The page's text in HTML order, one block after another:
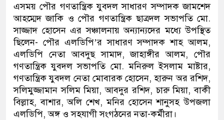
এসময় পৌর গণতান্ত্রিক যুবদল সাধারণ সম্পাদক জামশেদ
আহম্মেদ জাকি ও পৌর গণতান্ত্রিক ছাত্রদল সভাপতি মো.
সাজ্জাদ হোসেন এর সঞ্চালনায় অন্যান্যদের মধ্যে উপস্থিত
ছিলেন- পৌর এলডিপি’র সাধারণ সম্পাদক শাহ আলম,
এলডিপি নেতা আবদুছ সামাদ, জাহাঙ্গীর আলম, পৌর
গণতান্ত্রিক যুবদল সভাপতি মো. মনিরুল ইসলাম মাষ্টার,
গণতান্ত্রিক যুবদল নেতা মোবারক হোসেন, হারুন অর রশিদ,
সলিমুজ্জামান সলিম মিয়া, আবদুর রশিদ, চারু মিয়া, বাকী
বিল্লাহ, বাশার, অলি শেখ, মনির হোসেন শানুসহ উপজলা
এলডিপি, অঙ্গ ও সহযাগী সংগঠনের নতা-কর্মীরা।